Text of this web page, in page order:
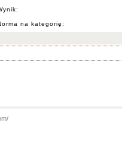
na kategorię: